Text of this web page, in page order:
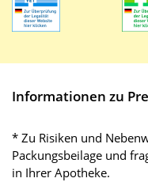
Informationen zu
* Zu Risiken und
Packungsbeilage und
in Ihrer Apotheke.